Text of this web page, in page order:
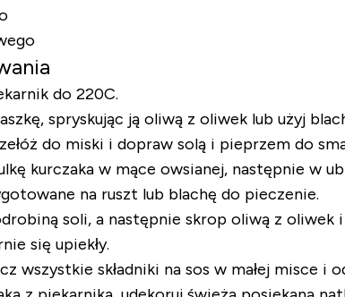
do 220C.
spryskując ją oliwą z oliwek lub użyj
do miski i dopraw solą i pieprzem do
kurczaka w mące owsianej, następnie w
na ruszt lub blachę do pieczenie.
soli, a następnie skrop oliwą z
się upiekły.
wszystkie składniki na sos w małej misce i